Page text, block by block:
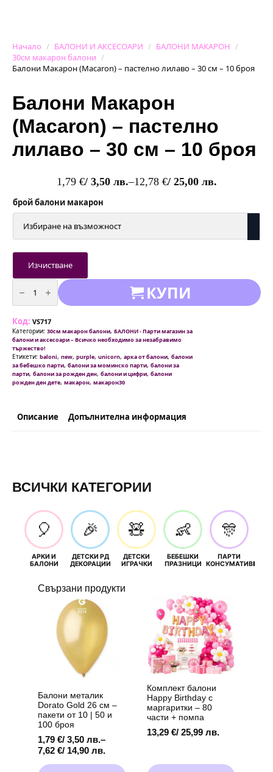
Начало БАЛОНИ И АКСЕСОАРИ
БАЛОНИ МАКАРОН
30см макарон балони
Балони Макарон (Macaron) – пастелно лилаво – 30 см – 10 броя
Балони Макарон
(Macaron) – пастелно
лилаво – 30 см – 10 броя
1,79 €/ 3,50 лв.–12,78 €/ 25,00 лв.
Price
range:
1,79 €
/
3,50 лв.
through
12,78 €
/
25,00 лв.
брой балони макарон
Изчистване
количество
за
Балони
Макарон
-
пастелно
лилаво
-
30
см
-
10
броя
КУПИ
Код: VS717
Категории: 30см макарон балони, БАЛОНИ - Парти магазин за
балони и аксесоари – Всичко необходимо за незабравимо
тържество!
Етикети: baloni, new, purple, unicorn, арка от балони, балони
за бебешко парти, балони за моминско парти, балони за
парти, балони за рожден ден, балони и цифри, балони
рожден ден дете, макарон, макарон30
Описание Допълнителна информация
ВСИЧКИ КАТЕГОРИИ
🎈
АРКИ И
БАЛОНИ
🎉
ДЕТСКИ РД
ДЕКОРАЦИИ
🧸
ДЕТСКИ
ИГРАЧКИ
👶
БЕБЕШКИ
ПРАЗНИЦИ
🎊
ПАРТИ
КОНСУМАТИВИ
Свързани продукти
Балони металик
Dorato Gold 26 см –
пакети от 10 | 50 и
100 броя
1,79 €/ 3,50 лв.–
7,62 €/ 14,90 лв.
Price
This
Комплект балони
Happy Birthday с
маргаритки – 80
части + помпа
13,29 €/ 25,99 лв.